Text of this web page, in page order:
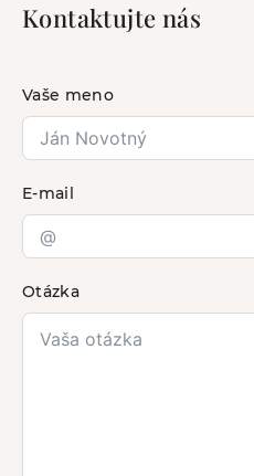
Kontaktujte nás
Vaše meno
E-mail
Otázka